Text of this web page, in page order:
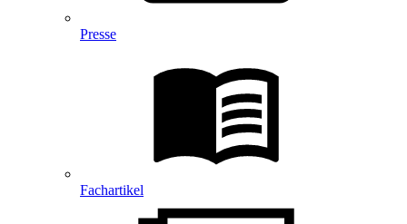
Presse
Fachartikel